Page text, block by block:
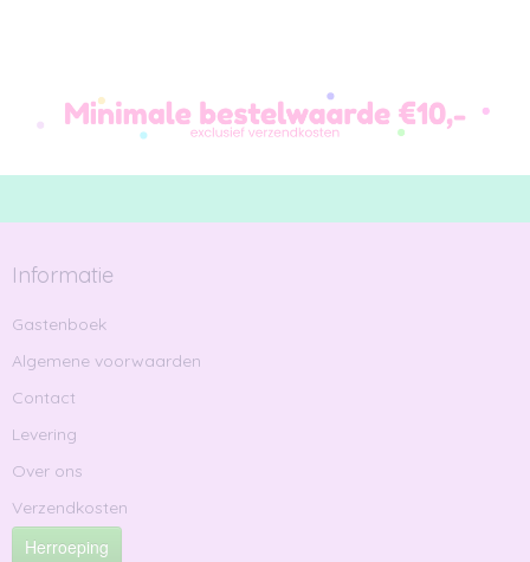
Informatie
Gastenboek
Algemene voorwaarden
Contact
Levering
Over ons
Verzendkosten
Herroeping